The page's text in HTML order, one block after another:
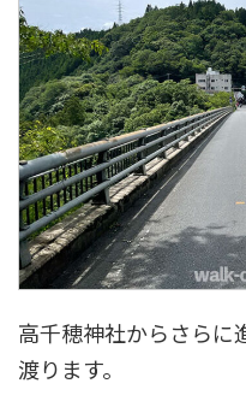
高千穂神社からさらに
渡ります。